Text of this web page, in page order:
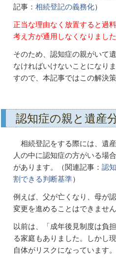
記事： 相続登記の義務化）
正当な理由なく放置すると過
考え方が通用しなくなりました
そのため、認知症の親がいて
なければいけないことになり
すので、本記事ではこの解決
認知症の親と遺産
相続登記をする際には、遺
人の中に認知症の方がいる場
があります。（関連記事： 認
割できる判断基準）
例えば、父が亡くなり、母が
変更を進めることはできませ
以前は、「成年後見制度は負
る家庭もありました。しかし
自体がリスクになっています